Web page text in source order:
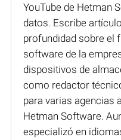
YouTube de Hetman
datos. Escribe
profundidad sobre el
software de la
dispositivos de
como redactor
para varias agencias
Hetman Software.
especializó en